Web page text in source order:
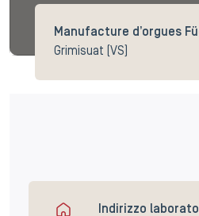
Manufacture d’orgues
Grimisuat (VS)
Indirizzo